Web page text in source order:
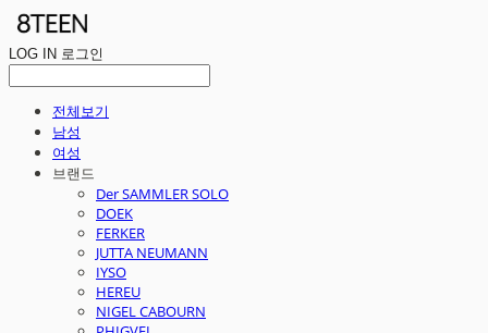
LOG IN 로그인
전체보기
남성
여성
브랜드
Der SAMMLER SOLO
DOEK
FERKER
JUTTA NEUMANN
IYSO
HEREU
NIGEL CABOURN